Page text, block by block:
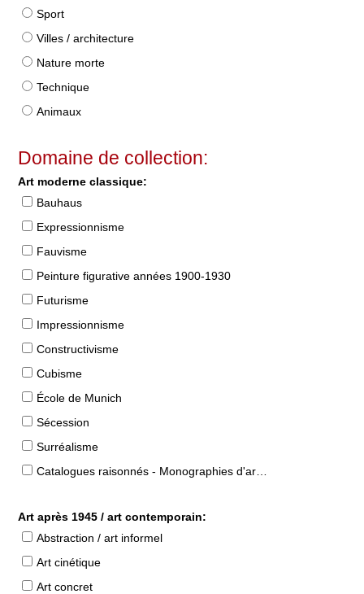
Sport
Villes / architecture
Nature morte
Technique
Animaux
Domaine de collection:
Art moderne classique:
Bauhaus
Expressionnisme
Fauvisme
Peinture figurative années 1900-1930
Futurisme
Impressionnisme
Constructivisme
Cubisme
École de Munich
Sécession
Surréalisme
Catalogues raisonnés - Monographies d'artistes
Art après 1945 / art contemporain:
Abstraction / art informel
Art cinétique
Art concret